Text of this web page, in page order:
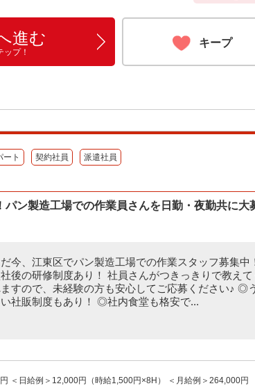
進む
プ！
キープ
ート 契約社員 派遣社員
パン製造工場での作業員さんを日勤・夜勤共に大
今、江東区でパン製造工場での作業スタッフ募集中
社後の研修制度あり！ 社員さんがつきっきりで教えて
すので、未経験の方も安心してご応募ください♪ ◎
い社販制度もあり！ ◎社内食堂も格安で...
＜日給例＞12,000円（時給1,500円×8H） ＜月給例＞264,000円